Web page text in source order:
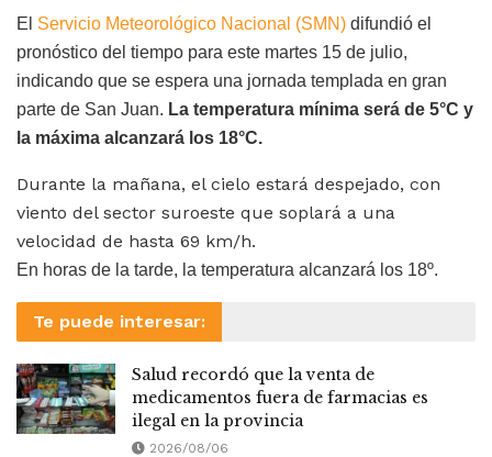
El Servicio Meteorológico Nacional (SMN) difundió el
pronóstico del tiempo para este martes 15 de julio,
indicando que se espera una jornada templada en gran
parte de San Juan. La temperatura mínima será de 5°C y
la máxima alcanzará los 18°C.
Durante la mañana, el cielo estará despejado, con
viento del sector suroeste que soplará a una
velocidad de hasta 69 km/h.
En horas de la tarde, la temperatura alcanzará los 18º.
Te puede interesar:
Salud recordó que la venta de
medicamentos fuera de farmacias es
ilegal en la provincia
2026/08/06